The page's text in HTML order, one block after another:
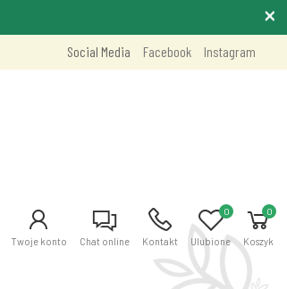
Social Media Facebook Instagram
Twoje konto Chat online Kontakt Ulubione
0 0
Koszyk